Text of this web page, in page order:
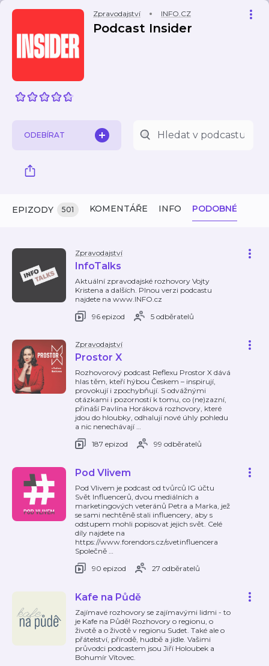
Zpravodajství INFO.CZ
Podcast Insider
ODEBÍRAT
EPIZODY 501 KOMENTÁŘE INFO PODOBNÉ
Zpravodajství
InfoTalks
Aktuální zpravodajské rozhovory Vojty
Kristena a dalších. Plnou verzi podcastu
najdete na www.INFO.cz
96 epizod
5 odběratelů
Zpravodajství
Prostor X
Rozhovorový podcast Reflexu Prostor X dává
hlas těm, kteří hýbou Českem – inspirují,
provokují i zpochybňují. S odvážnými
otázkami i pozorností k tomu, co (ne)zazní,
přináší Pavlína Horáková rozhovory, které
jdou do hloubky, odhalují nové úhly pohledu
a nic nenechávají …
187 epizod
99 odběratelů
Pod Vlivem
Pod Vlivem je podcast od tvůrců IG účtu
Svět Influencerů, dvou mediálních a
marketingových veteránů Petra a Marka, jež
se sami nechtěně stali influencery, aby s
odstupem mohli popisovat jejich svět. Celé
díly najdete na
https://www.forendors.cz/svetinfluencera
Společně …
90 epizod
27 odběratelů
Kafe na Půdě
Zajímavé rozhovory se zajímavými lidmi - to
je Kafe na Půdě! Rozhovory o regionu, o
životě a o životě v regionu Sudet. Také ale o
přátelství, přírodě, hudbě a jídle. Vašimi
průvodci podcastem jsou Jiří Holoubek a
Bohumír Vítovec.